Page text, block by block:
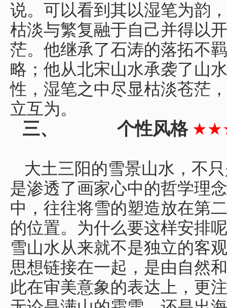
说。可以看到其以湿笔为韵
枯淡与繁复融于自己并得以
茫。他继承了石涛的落拓不
略；他从北宋山水承袭了山
性，湿笔之中尽显枯淡苍茫
立互为。
三、 个性风格
大土三阳的雪景山水，不
是渗透了画家心中的哲学理
中，往往将雪的塑造放在第
的位置。为什么要这样安排
雪山水从来就不是独立的客
思想链接在一起，是由自然
此在审美意象的表达上，更